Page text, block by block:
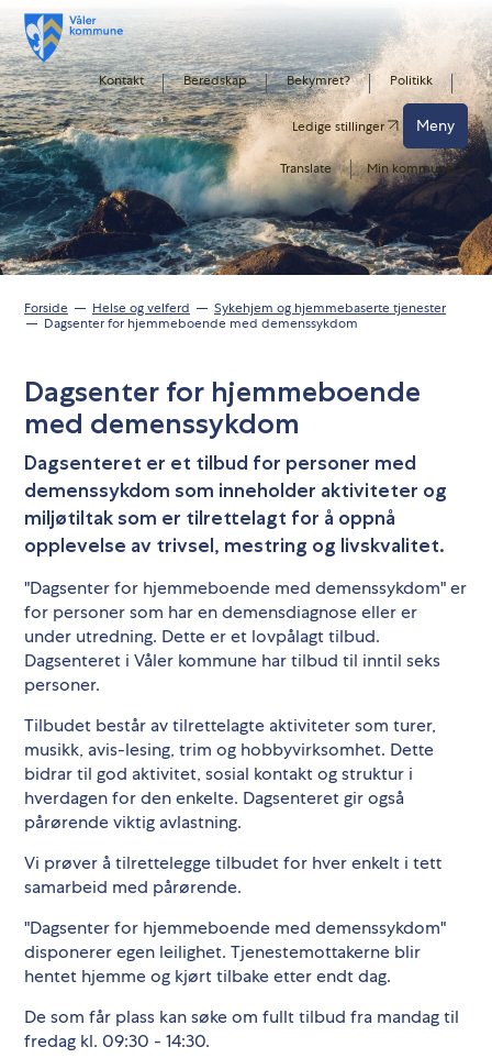
Kontakt Beredskap Bekymret? Politikk
Ledige stillinger Meny
Translate Min kommune
Forside Helse og velferd
Sykehjem og hjemmebaserte tjenester
Dagsenter for hjemmeboende med demenssykdom
Dagsenter for hjemmeboende
med demenssykdom
Dagsenteret er et tilbud for personer med
demenssykdom som inneholder aktiviteter og
miljøtiltak som er tilrettelagt for å oppnå
opplevelse av trivsel, mestring og livskvalitet.
"Dagsenter for hjemmeboende med demenssykdom" er
for personer som har en demensdiagnose eller er
under utredning. Dette er et lovpålagt tilbud.
Dagsenteret i Våler kommune har tilbud til inntil seks
personer.
Tilbudet består av tilrettelagte aktiviteter som turer,
musikk, avis-lesing, trim og hobbyvirksomhet. Dette
bidrar til god aktivitet, sosial kontakt og struktur i
hverdagen for den enkelte. Dagsenteret gir også
pårørende viktig avlastning.
Vi prøver å tilrettelegge tilbudet for hver enkelt i tett
samarbeid med pårørende.
"Dagsenter for hjemmeboende med demenssykdom"
disponerer egen leilighet. Tjenestemottakerne blir
hentet hjemme og kjørt tilbake etter endt dag.
De som får plass kan søke om fullt tilbud fra mandag til
fredag kl. 09:30 - 14:30.